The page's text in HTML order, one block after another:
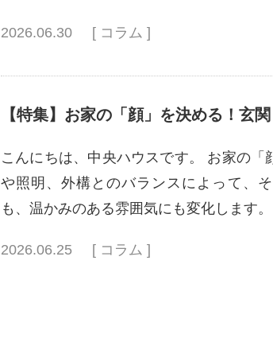
2026.06.30 [ コラム ]
【特集】お家の「顔」を決める！玄
こんにちは、中央ハウスです。 お家の「
や照明、外構とのバランスによって、
も、温かみのある雰囲気にも変化します
2026.06.25 [ コラム ]